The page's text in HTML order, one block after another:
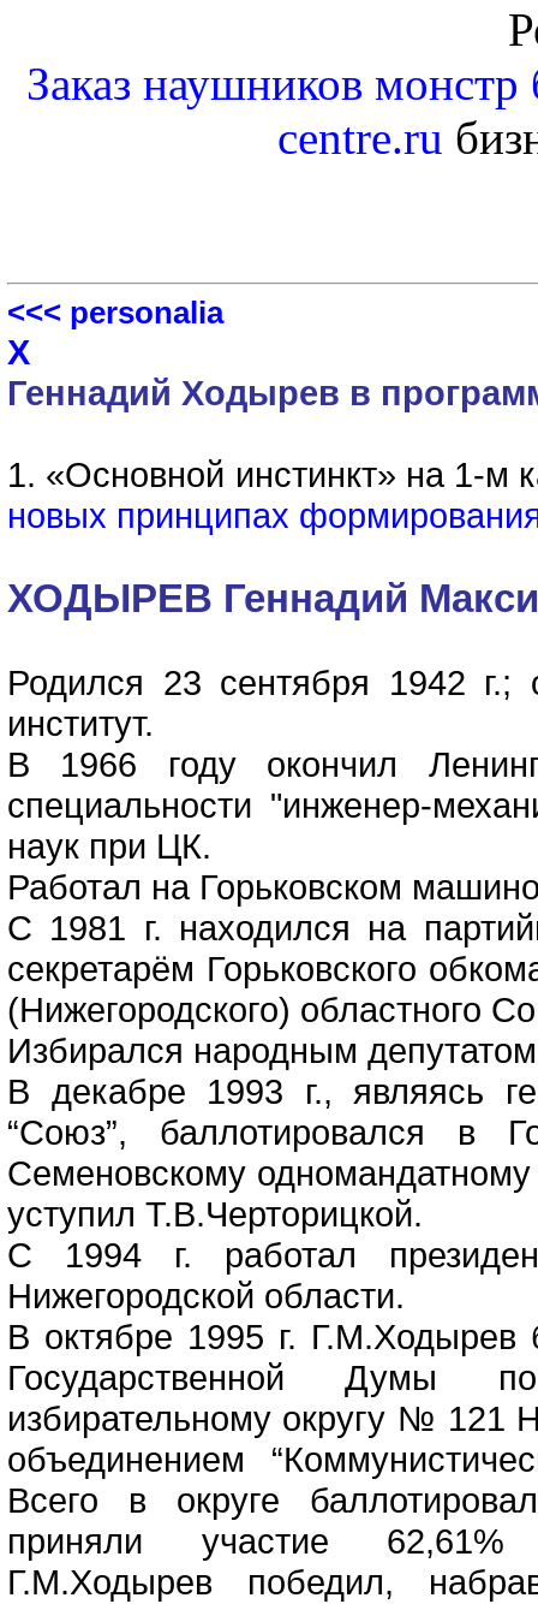
Заказ наушников монстр
centre.ru
<<< personalia
Х
Геннадий Ходырев в
1. «Основной инстинкт» на 1-м
новых принципах
ХОДЫРЕВ Геннадий
Родился 23 сентября 1942 г.;
институт.
В 1966 году окончил
специальности "инженер-
наук при ЦК.
Работал на Горьковском
С 1981 г. находился на
секретарём Горьковского
(Нижегородского) областного
Избирался народным
В декабре 1993 г., являясь
“Союз”, баллотировался в
Семеновскому
уступил Т.В.Черторицкой.
С 1994 г. работал
Нижегородской области.
В октябре 1995 г.
Государственной Думы
избирательному округу № 121
объединением
Всего в округе
приняли участие 62,61%
Г.М.Ходырев победил,